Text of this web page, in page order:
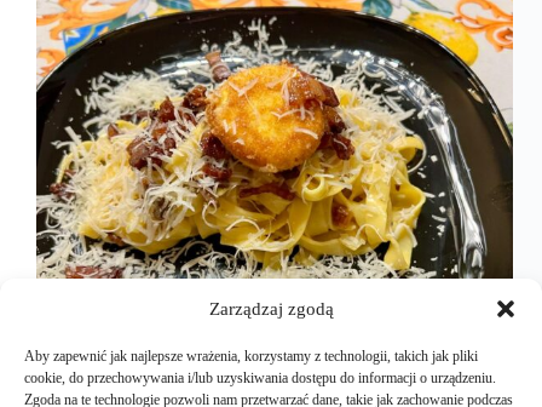
Zarządzaj zgodą
Aby zapewnić jak najlepsze wrażenia, korzystamy z technologii, takich jak pliki
cookie, do przechowywania i/lub uzyskiwania dostępu do informacji o urządzeniu.
Zgoda na te technologie pozwoli nam przetwarzać dane, takie jak zachowanie podczas